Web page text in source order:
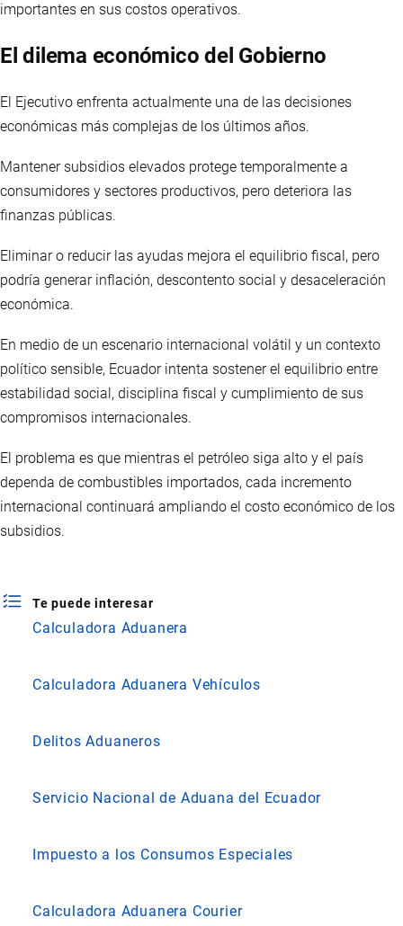
importantes en sus costos operativos.
El dilema económico del Gobierno
El Ejecutivo enfrenta actualmente una de las decisiones
económicas más complejas de los últimos años.
Mantener subsidios elevados protege temporalmente a
consumidores y sectores productivos, pero deteriora las
finanzas públicas.
Eliminar o reducir las ayudas mejora el equilibrio fiscal, pero
podría generar inflación, descontento social y desaceleración
económica.
En medio de un escenario internacional volátil y un contexto
político sensible, Ecuador intenta sostener el equilibrio entre
estabilidad social, disciplina fiscal y cumplimiento de sus
compromisos internacionales.
El problema es que mientras el petróleo siga alto y el país
dependa de combustibles importados, cada incremento
internacional continuará ampliando el costo económico de los
subsidios.
Te puede interesar
Calculadora Aduanera
Calculadora Aduanera Vehículos
Delitos Aduaneros
Servicio Nacional de Aduana del Ecuador
Impuesto a los Consumos Especiales
Calculadora Aduanera Courier